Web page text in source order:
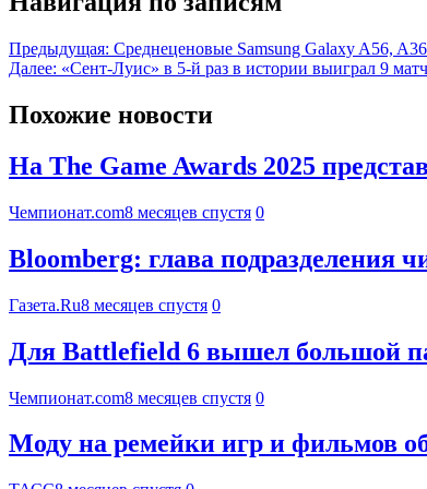
Предыдущая: Среднеценовые Samsung Galaxy A56,
Далее: «Сент-Луис» в 5-й раз в истории выиграл 9
Похожие новости
На The Game Awards 2025
Чемпионат.com8 месяцев спустя 0
Bloomberg: глава подразделения
Газета.Ru8 месяцев спустя 0
Для Battlefield 6 вышел большой
Чемпионат.com8 месяцев спустя 0
Моду на ремейки игр и фильмов